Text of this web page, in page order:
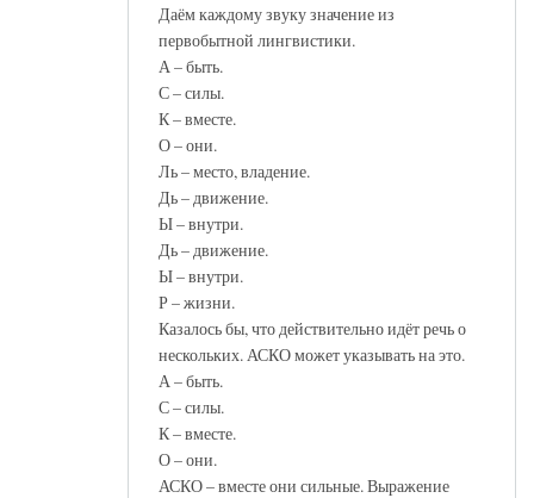
Даём каждому звуку значение из
первобытной лингвистики.
А – быть.
С – силы.
К – вместе.
О – они.
Ль – место, владение.
Дь – движение.
Ы – внутри.
Дь – движение.
Ы – внутри.
Р – жизни.
Казалось бы, что действительно идёт речь о
нескольких. АСКО может указывать на это.
А – быть.
С – силы.
К – вместе.
О – они.
АСКО – вместе они сильные. Выражение